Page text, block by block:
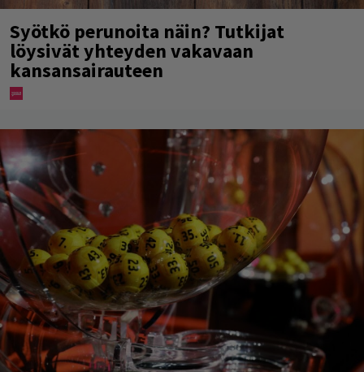
Syötkö perunoita näin? Tutkijat
löysivät yhteyden vakavaan
kansansairauteen